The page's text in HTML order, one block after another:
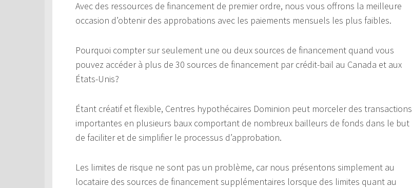
Avec des ressources de financement de premier ordre, nous vous offrons la meilleure
occasion d’obtenir des approbations avec les paiements mensuels les plus faibles.
Pourquoi compter sur seulement une ou deux sources de financement quand vous
pouvez accéder à plus de 30 sources de financement par crédit-bail au Canada et aux
États-Unis?
Étant créatif et flexible, Centres hypothécaires Dominion peut morceler des transactions
importantes en plusieurs baux comportant de nombreux bailleurs de fonds dans le but
de faciliter et de simplifier le processus d’approbation.
Les limites de risque ne sont pas un problème, car nous présentons simplement au
locataire des sources de financement supplémentaires lorsque des limites quant au